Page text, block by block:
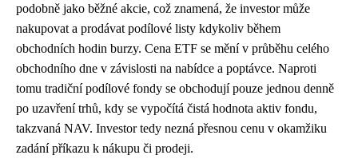
podobně jako běžné akcie, což znamená, že investor může
nakupovat a prodávat podílové listy kdykoliv během
obchodních hodin burzy. Cena ETF se mění v průběhu celého
obchodního dne v závislosti na nabídce a poptávce. Naproti
tomu tradiční podílové fondy se obchodují pouze jednou denně
po uzavření trhů, kdy se vypočítá čistá hodnota aktiv fondu,
takzvaná NAV. Investor tedy nezná přesnou cenu v okamžiku
zadání příkazu k nákupu či prodeji.